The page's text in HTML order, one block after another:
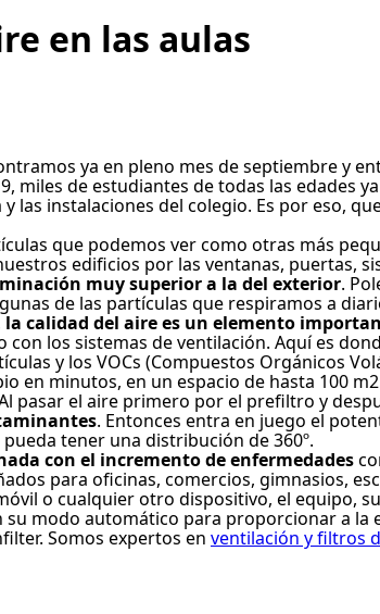
en las aulas
ya en pleno mes de septiembre y
de estudiantes de todas las edades
las instalaciones del colegio. Es por eso,
que podemos ver como otras más
edificios por las ventanas, puertas,
muy superior a la del exterior.
de las partículas que respiramos a
la calidad del aire es un elemento
los sistemas de ventilación. Aquí es
y los VOCs (Compuestos Orgánicos
en minutos, en un espacio de hasta 100
pasar el aire primero por el prefiltro y
. Entonces entra en juego el
tener una distribución de 360º.
con el incremento de enfermedades
para oficinas, comercios, gimnasios,
o cualquier otro dispositivo, el equipo,
modo automático para proporcionar a la
Somos expertos en ventilación y filtros